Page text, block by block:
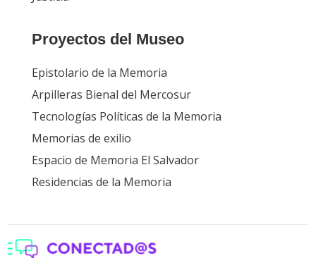
Proyectos del Museo
Epistolario de la Memoria
Arpilleras Bienal del Mercosur
Tecnologías Políticas de la Memoria
Memorias de exilio
Espacio de Memoria El Salvador
Residencias de la Memoria